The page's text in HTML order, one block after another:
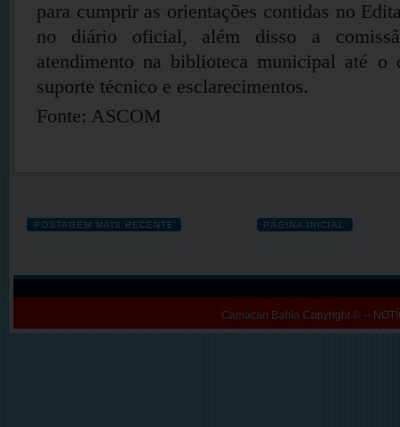
para cumprir as orientações contidas no
no diário oficial, além disso a
atendimento na biblioteca municipal até o
suporte técnico e esclarecimentos.
Fonte: ASCOM
POSTAGEM MAIS RECENTE PÁGINA INICIAL
Camacan Bahia Copyright © --